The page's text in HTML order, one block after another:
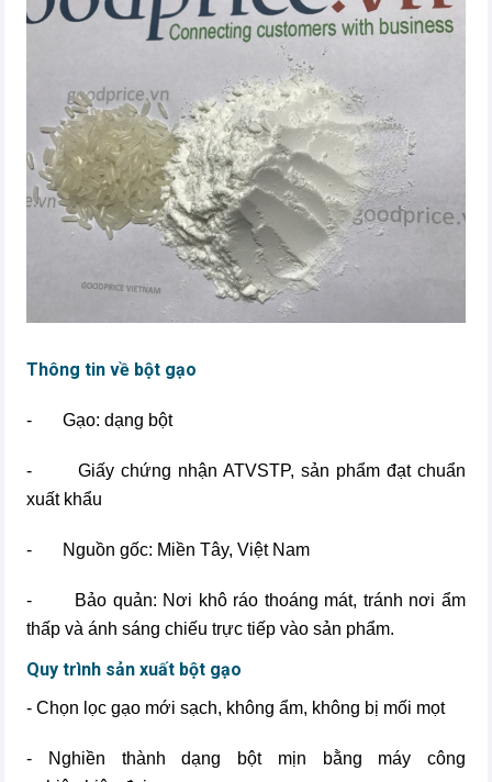
Thông tin về bột gạo
- Gạo: dạng bột
- Giấy chứng nhận ATVSTP, sản phẩm đạt chuẩn
xuất khẩu
- Nguồn gốc: Miền Tây, Việt Nam
- Bảo quản: Nơi khô ráo thoáng mát, tránh nơi ẩm
thấp và ánh sáng chiếu trực tiếp vào sản phẩm.
Quy trình sản xuất bột gạo
- Chọn lọc gạo mới sạch, không ẩm, không bị mối mọt
- Nghiền thành dạng bột mịn bằng máy công